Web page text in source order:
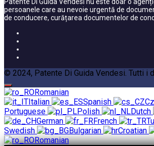
Patente Di Guida Vendesi nu este doar o
persoanele care au nevoie urgentă de
de conducere, curățarea documentelor de
© 2024, Patente Di Guida Vendesi. Tutti i
Romanian
Italian
Spanish
Portuguese
Polish Dutch
German
French
Swedish
Bulgarian Croatian
Romanian